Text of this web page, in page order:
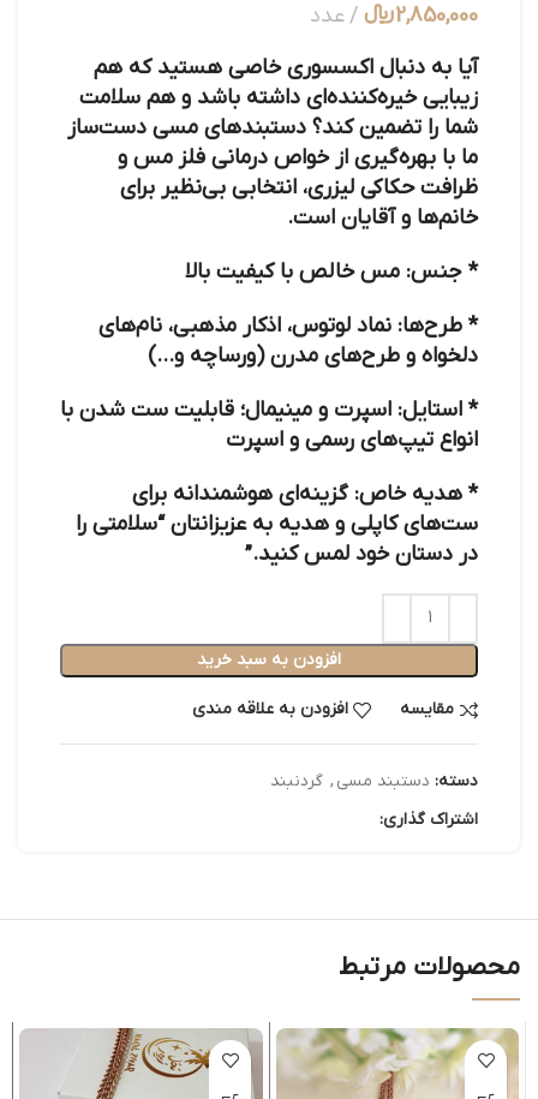
2,850,000﷼
عدد
آیا به دنبال اکسسوری خاصی هستید که هم
زیبایی خیره‌کننده‌ای داشته باشد و هم سلامت
شما را تضمین کند؟ دستبندهای مسی دست‌ساز
ما با بهره‌گیری از خواص درمانی فلز مس و
ظرافت حکاکی لیزری، انتخابی بی‌نظیر برای
خانم‌ها و آقایان است.
* جنس: مس خالص با کیفیت بالا
* طرح‌ها: نماد لوتوس، اذکار مذهبی، نام‌های
دلخواه و طرح‌های مدرن (ورساچه و…)
* استایل: اسپرت و مینیمال؛ قابلیت ست شدن با
انواع تیپ‌های رسمی و اسپرت
* هدیه خاص: گزینه‌ای هوشمندانه برای
ست‌های کاپلی و هدیه به عزیزانتان“سلامتی را
در دستان خود لمس کنید.”
افزودن به سبد خرید
مقایسه افزودن به علاقه مندی
دسته: دستبند مسی , گردنبند
اشتراک گذاری:
محصولات مرتبط